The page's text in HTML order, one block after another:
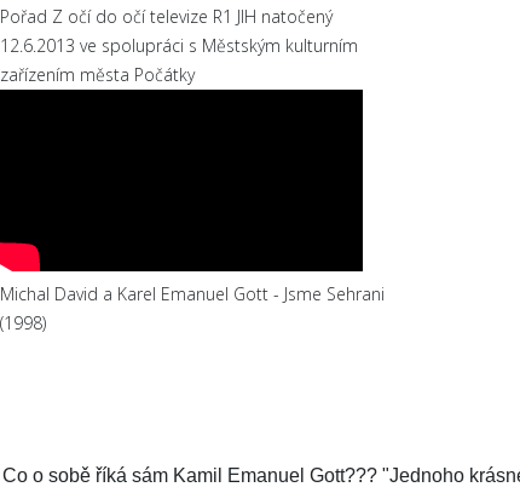
Pořad Z očí do očí televize R1 JIH natočený
12.6.2013 ve spolupráci s Městským kulturním
zařízením města Počátky
Michal David a Karel Emanuel Gott - Jsme Sehrani
(1998)
Co o sobě říká sám Kamil Emanuel Gott??? "Jednoho